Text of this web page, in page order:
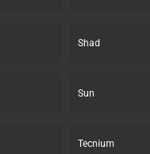
Shad
Sun
Tecnium